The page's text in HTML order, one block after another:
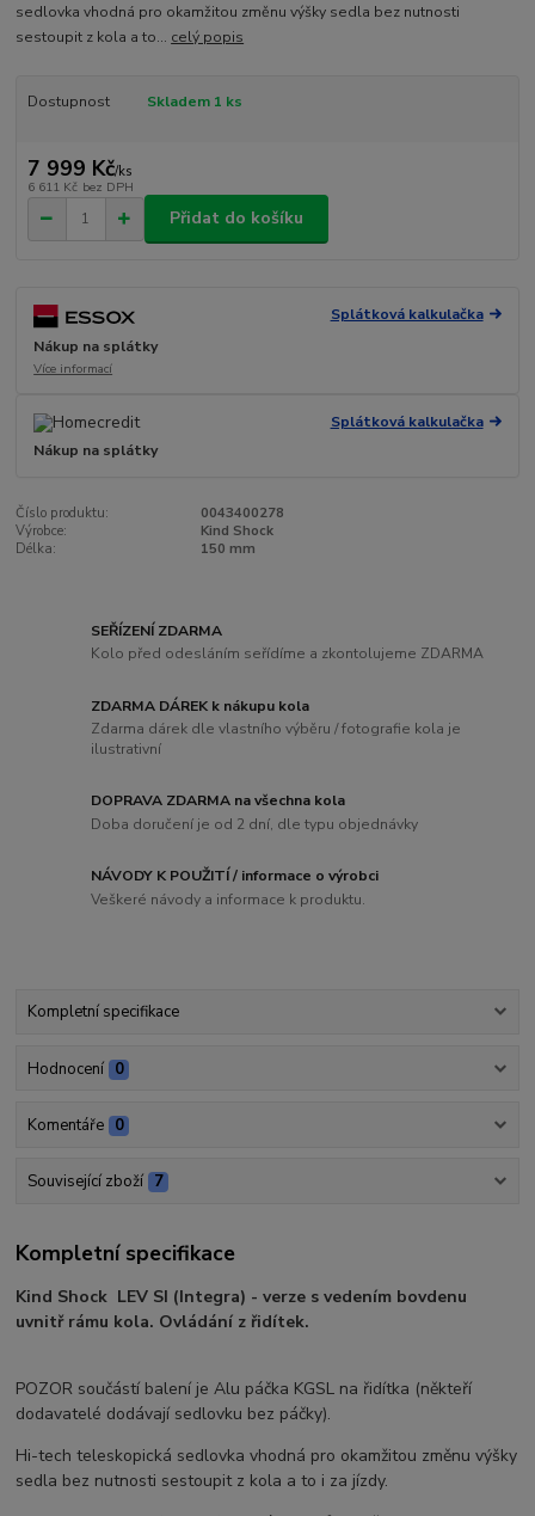
sedlovka vhodná pro okamžitou změnu výšky sedla bez nutnosti
sestoupit z kola a to... celý popis
Dostupnost Skladem 1 ks
7 999 Kč/ks
6 611 Kč bez DPH
Přidat do košíku
Splátková kalkulačka
Nákup na splátky
Více informací
Splátková kalkulačka
Nákup na splátky
Číslo produktu:
0043400278
Výrobce:
Kind Shock
Délka:
150 mm
SEŘÍZENÍ ZDARMA
Kolo před odesláním seřídíme a zkontolujeme ZDARMA
ZDARMA DÁREK k nákupu kola
Zdarma dárek dle vlastního výběru / fotografie kola je
ilustrativní
DOPRAVA ZDARMA na všechna kola
Doba doručení je od 2 dní, dle typu objednávky
NÁVODY K POUŽITÍ / informace o výrobci
Veškeré návody a informace k produktu.
Kompletní specifikace
Hodnocení 0
Komentáře 0
Související zboží 7
Kompletní specifikace
Kind Shock LEV SI (Integra) - verze s vedením bovdenu
uvnitř rámu kola. Ovládání z řidítek.
POZOR součástí balení je Alu páčka KGSL na řidítka (někteří
dodavatelé dodávají sedlovku bez páčky).
Hi-tech teleskopická sedlovka vhodná pro okamžitou změnu výšky
sedla bez nutnosti sestoupit z kola a to i za jízdy.